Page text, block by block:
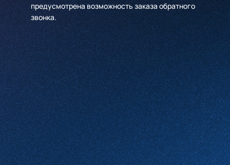
предусмотрена возможность заказа обратного
звонка.
Имя*
Компания*
Телефон*
Email